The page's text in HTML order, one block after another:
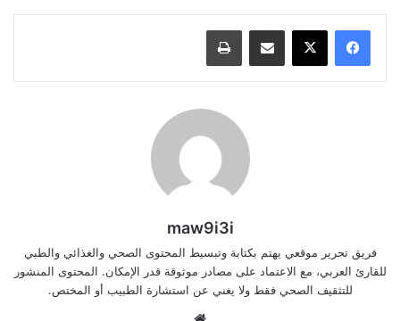
مشاركة عبر البريد طباعة
maw9i3i
فريق تحرير موقعي يهتم بكتابة وتبسيط المحتوى الصحي والغذائي والطبي
للقارئ العربي، مع الاعتماد على مصادر موثوقة قدر الإمكان. المحتوى المنشور
للتثقيف الصحي فقط ولا يغني عن استشارة الطبيب أو المختص.